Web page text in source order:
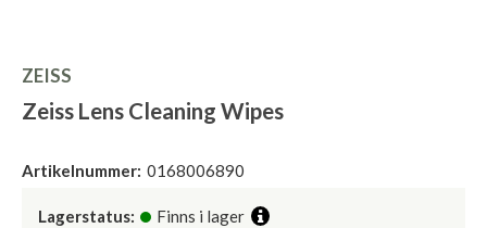
ZEISS
Zeiss Lens Cleaning Wipes
Artikelnummer: 0168006890
Lagerstatus: Finns i lager